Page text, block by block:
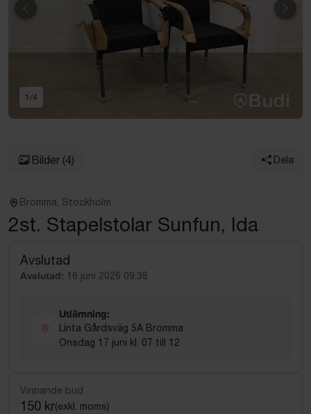
Föregående
1 /4
Bilder (4) Dela
Bromma, Stockholm
2st. Stapelstolar Sunfun, Ida
Avslutad
Avslutad: 16 juni 2026 09:38
Utlämning:
Linta Gårdsväg 5A Bromma
Onsdag 17 juni kl. 07 till 12
Vinnande bud
150 kr(exkl. moms)